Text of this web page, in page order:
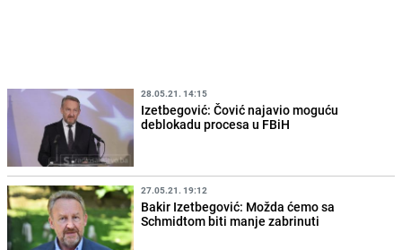
28.05.21. 14:15
Izetbegović: Čović najavio moguću
deblokadu procesa u FBiH
27.05.21. 19:12
Bakir Izetbegović: Možda ćemo sa
Schmidtom biti manje zabrinuti